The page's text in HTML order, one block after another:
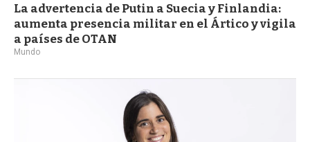
La advertencia de Putin a Suecia y Finlandia:
aumenta presencia militar en el Ártico y vigila
a países de OTAN
Mundo